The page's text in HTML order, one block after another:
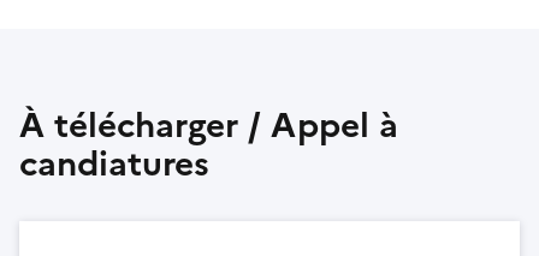
À télécharger / Appel à
candiatures